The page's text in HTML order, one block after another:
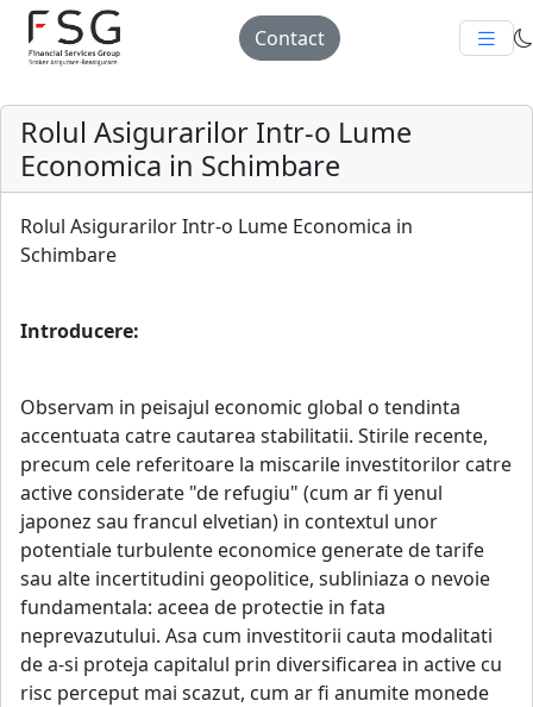
Contact
Rolul Asigurarilor Intr-o Lume
Economica in Schimbare
Rolul Asigurarilor Intr-o Lume Economica in
Schimbare
Introducere:
Observam in peisajul economic global o tendinta
accentuata catre cautarea stabilitatii. Stirile recente,
precum cele referitoare la miscarile investitorilor catre
active considerate "de refugiu" (cum ar fi yenul
japonez sau francul elvetian) in contextul unor
potentiale turbulente economice generate de tarife
sau alte incertitudini geopolitice, subliniaza o nevoie
fundamentala: aceea de protectie in fata
neprevazutului. Asa cum investitorii cauta modalitati
de a-si proteja capitalul prin diversificarea in active cu
risc perceput mai scazut, cum ar fi anumite monede